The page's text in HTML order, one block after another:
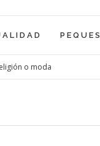
PEQUES
o moda